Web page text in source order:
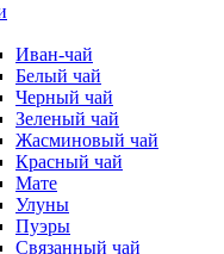
Иван-чай
Белый чай
Черный чай
Зеленый чай
Жасминовый чай
Красный чай
Мате
Улуны
Пуэры
Связанный чай